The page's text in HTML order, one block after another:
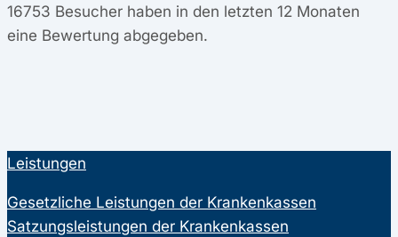
16753 Besucher haben in den letzten 12 Monaten
eine Bewertung abgegeben.
Leistungen
Gesetzliche Leistungen der Krankenkassen
Satzungsleistungen der Krankenkassen